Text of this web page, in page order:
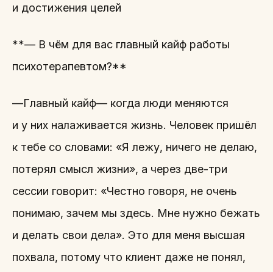
и достижения целей
**— В чём для вас главный кайф работы
психотерапевтом?**
—Главный кайф— когда люди меняются
и у них налаживается жизнь. Человек пришёл
к тебе со словами: «Я лежу, ничего не делаю,
потерял смысл жизни», а через две-три
сессии говорит: «Честно говоря, не очень
понимаю, зачем мы здесь. Мне нужно бежать
и делать свои дела». Это для меня высшая
похвала, потому что клиент даже не понял,